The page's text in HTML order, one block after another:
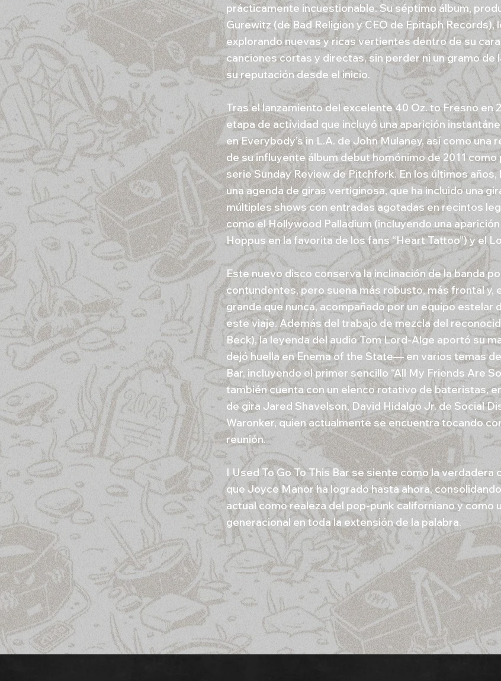
prácticamente incuestionable. Su séptimo álbum,
Gurewitz (de Bad Religion y CEO de Epitaph Records),
explorando nuevas y ricas vertientes dentro de su
canciones cortas y directas, sin perder ni un gramo de
su reputación desde el inicio.
Tras el lanzamiento del excelente 40 Oz. to Fresno en
etapa de actividad que incluyó una aparición
en Everybody’s in L.A. de John Mulaney, así como
de su influyente álbum debut homónimo de 2011
serie Sunday Review de Pitchfork. En los últimos años,
una agenda de giras vertiginosa, que ha incluido una
múltiples shows con entradas agotadas en recintos
como el Hollywood Palladium (incluyendo una
Hoppus en la favorita de los fans “Heart Tattoo”) y el
Este nuevo disco conserva la inclinación de la banda
contundentes, pero suena más robusto, más frontal y,
grande que nunca, acompañado por un equipo estelar
este viaje. Además del trabajo de mezcla del
Beck), la leyenda del audio Tom Lord-Alge aportó su
dejó huella en Enema of the State— en varios temas
Bar, incluyendo el primer sencillo “All My Friends Are
también cuenta con un elenco rotativo de bateristas,
de gira Jared Shavelson, David Hidalgo Jr. de Social
Waronker, quien actualmente se encuentra tocando
reunión.
I Used To Go To This Bar se siente como la verdadera
que Joyce Manor ha logrado hasta ahora,
actual como realeza del pop-punk californiano y como
generacional en toda la extensión de la palabra.